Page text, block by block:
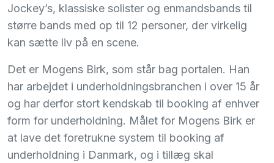
Jockey’s, klassiske solister og enmandsbands til
større bands med op til 12 personer, der virkelig
kan sætte liv på en scene.
Det er Mogens Birk, som står bag portalen. Han
har arbejdet i underholdningsbranchen i over 15 år
og har derfor stort kendskab til booking af enhver
form for underholdning. Målet for Mogens Birk er
at lave det foretrukne system til booking af
underholdning i Danmark, og i tillæg skal